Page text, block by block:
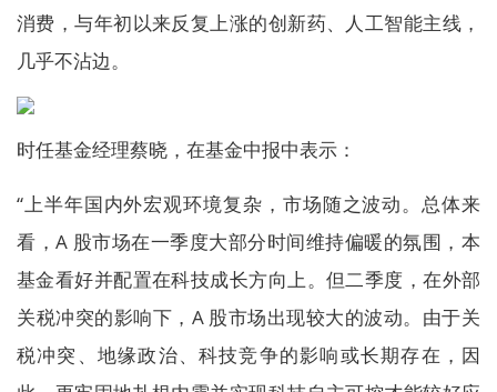
消费，与年初以来反复上涨的创新药、人工智能主线，
几乎不沾边。
时任基金经理蔡晓，在基金中报中表示：
“上半年国内外宏观环境复杂，市场随之波动。总体来
看，A 股市场在一季度大部分时间维持偏暖的氛围，本
基金看好并配置在科技成长方向上。但二季度，在外部
关税冲突的影响下，A 股市场出现较大的波动。由于关
税冲突、地缘政治、科技竞争的影响或长期存在，因